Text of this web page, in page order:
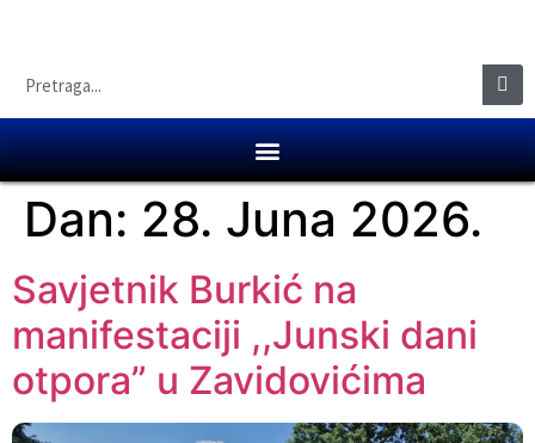
Dan: 28. Juna 2026.
Savjetnik Burkić na
manifestaciji ,,Junski dani
otpora” u Zavidovićima